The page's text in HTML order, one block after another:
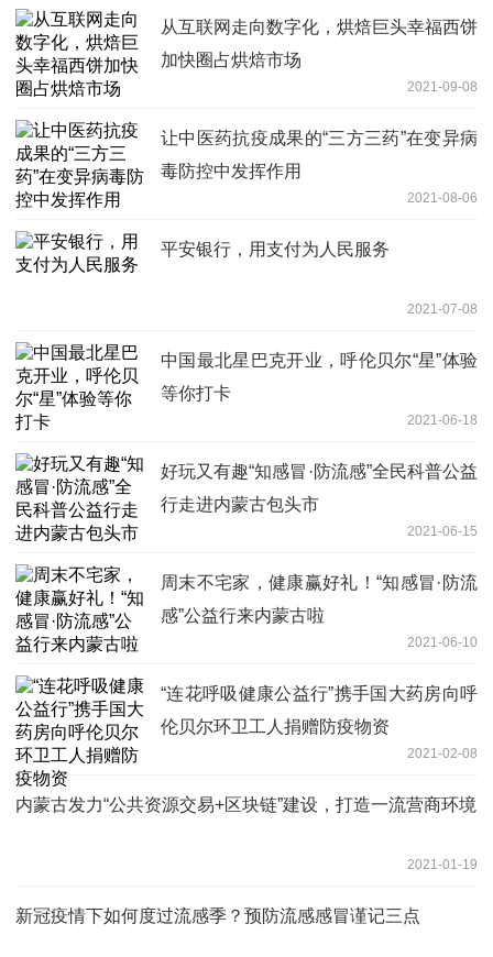
从互联网走向数字化，烘焙巨头幸福西饼
加快圈占烘焙市场
2021-09-08
让中医药抗疫成果的“三方三药”在变异病
毒防控中发挥作用
2021-08-06
平安银行，用支付为人民服务
2021-07-08
中国最北星巴克开业，呼伦贝尔“星”体验
等你打卡
2021-06-18
​好玩又有趣“知感冒·防流感”全民科普公益
行走进内蒙古包头市
2021-06-15
周末不宅家，健康赢好礼！“知感冒·防流
感”公益行来内蒙古啦
2021-06-10
“连花呼吸健康公益行”携手国大药房向呼
伦贝尔环卫工人捐赠防疫物资
2021-02-08
内蒙古发力“公共资源交易+区块链”建设，打造一流营商环境
2021-01-19
新冠疫情下如何度过流感季？预防流感感冒谨记三点